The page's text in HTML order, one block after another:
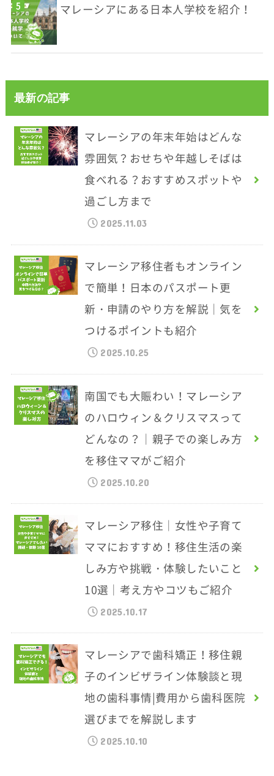
マレーシアにある日本人学校を紹介！
最新の記事
マレーシアの年末年始はどんな
雰囲気？おせちや年越しそばは
食べれる？おすすめスポットや
過ごし方まで
2025.11.03
マレーシア移住者もオンライン
で簡単！日本のパスポート更
新・申請のやり方を解説｜気を
つけるポイントも紹介
2025.10.25
南国でも大賑わい！マレーシア
のハロウィン＆クリスマスって
どんなの？｜親子での楽しみ方
を移住ママがご紹介
2025.10.20
マレーシア移住｜女性や子育て
ママにおすすめ！移住生活の楽
しみ方や挑戦・体験したいこと
10選｜考え方やコツもご紹介
2025.10.17
マレーシアで歯科矯正！移住親
子のインビザライン体験談と現
地の歯科事情|費用から歯科医院
選びまでを解説します
2025.10.10